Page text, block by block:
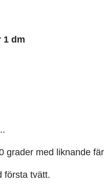
1 dm
grader med liknande
första tvätt.